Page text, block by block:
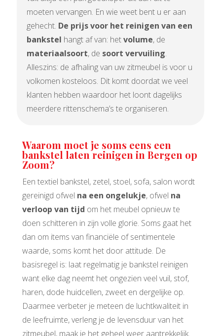
moeten vervangen. En wie weet bent u er aan
gehecht. De prijs voor het reinigen van een
bankstel hangt af van: hetvolume, de
materiaalsoort, de soort vervuiling.
Alleszins: de afhaling van uw zitmeubel is voor u
volkomen kosteloos. Dit komt doordat we veel
klanten hebben waardoor het loont dagelijks
meerdere rittenschema’s te organiseren.
Waarom moet je soms eens een
bankstel laten reinigen in Bergen op
Zoom?
Een textiel bankstel, zetel, stoel, sofa, salon wordt
gereinigd ofwel na een ongelukje, ofwel na
verloop van tijd om het meubel opnieuw te
doen schitteren in zijn volle glorie. Soms gaat het
dan om items van financiële of sentimentele
waarde, soms komt het door attitude. De
basisregel is: laat regelmatig je bankstel reinigen
want elke dag neemt het ongezien veel vuil, stof,
haren, dode huidcellen, zweet en dergelijke op.
Daarmee verbeter je meteen de luchtkwaliteit in
de leefruimte, verleng je de levensduur van het
zitmeubel, maak je het geheel weer aantrekkelijk.